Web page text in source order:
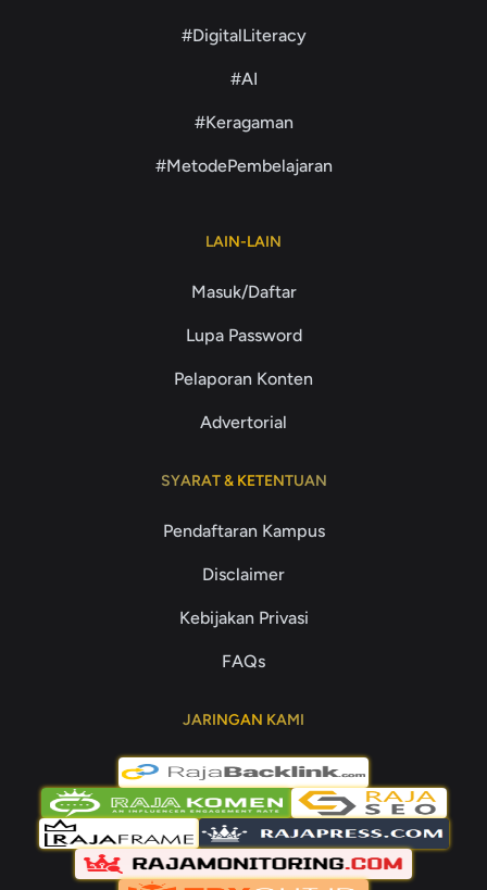
#DigitalLiteracy
#AI
#Keragaman
#MetodePembelajaran
LAIN-LAIN
Masuk/Daftar
Lupa Password
Pelaporan Konten
Advertorial
SYARAT & KETENTUAN
Pendaftaran Kampus
Disclaimer
Kebijakan Privasi
FAQs
JARINGAN KAMI